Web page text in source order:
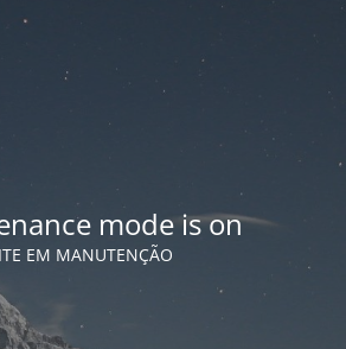
mode is on
EM MANUTENÇÃO